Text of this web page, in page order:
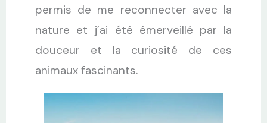
permis de me reconnecter avec la
nature et j’ai été émerveillé par la
douceur et la curiosité de ces
animaux fascinants.